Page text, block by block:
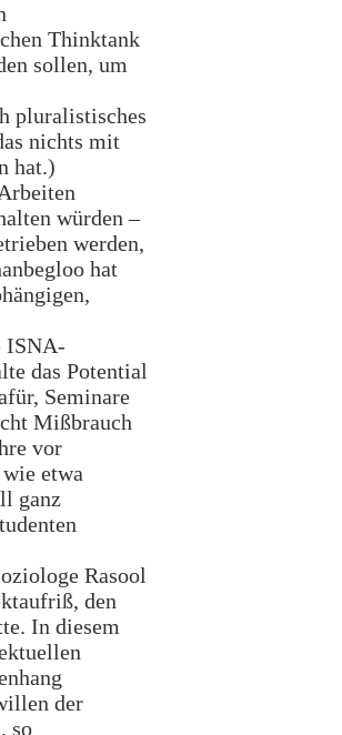
Thinktank
sollen, um
pluralistisches
nichts mit
hat.)
würden –
werden,
hat
ISNA-
das Potential
Seminare
Mißbrauch
vor
etwa
ganz
Rasool
den
In diesem
der
so